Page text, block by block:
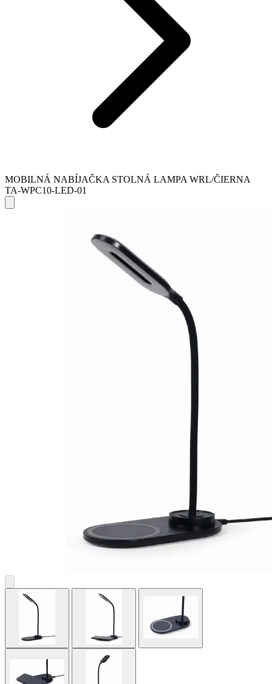
MOBILNÁ NABÍJAČKA STOLNÁ LAMPA WRL/ČIERNA
TA-WPC10-LED-01